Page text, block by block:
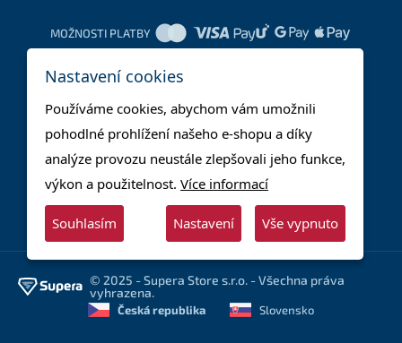
MOŽNOSTI PLATBY
© 2025 - Supera Store s.r.o. - Všechna práva
vyhrazena.
Česká republika Slovensko
Nastavení cookies
Používáme cookies, abychom vám umožnili
pohodlné prohlížení našeho e-shopu a díky
analýze provozu neustále zlepšovali jeho funkce,
výkon a použitelnost. Více informací
Souhlasím Nastavení Vše vypnuto